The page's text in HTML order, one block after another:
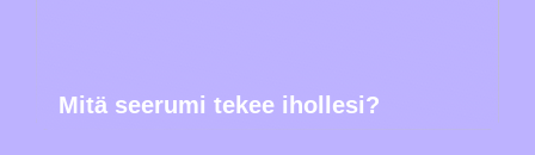
Mitä seerumi tekee ihollesi?